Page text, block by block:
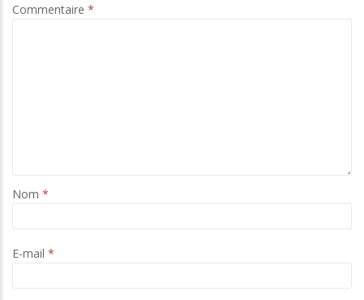
Commentaire *
Nom *
E-mail *